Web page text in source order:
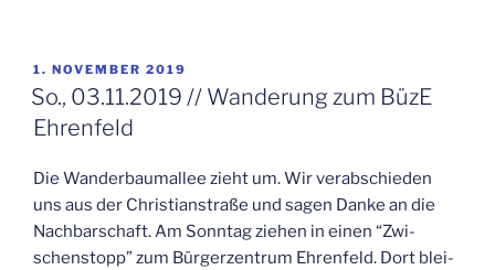
VERÖFFENTLICHT
AM
1. NOVEMBER 2019
So., 03.11.2019 // Wan­de­rung zum BüzE
Ehrenfeld
Die Wan­der­baum­al­lee zieht um. Wir ver­ab­schie­den
uns aus der Chris­ti­an­stra­ße und sagen Dan­ke an die
Nach­bar­schaft. Am Sonn­tag zie­hen in einen “Zwi­
schen­stopp” zum Bür­ger­zen­trum Ehren­feld. Dort blei­